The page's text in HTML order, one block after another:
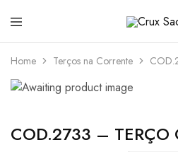
Sacra
Home Terços na Corrente
COD.2733 – TERÇO